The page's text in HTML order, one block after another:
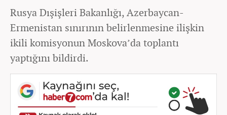
Rusya Dışişleri Bakanlığı, Azerbaycan-
Ermenistan sınırının belirlenmesine ilişkin
ikili komisyonun Moskova’da toplantı
yaptığını bildirdi.